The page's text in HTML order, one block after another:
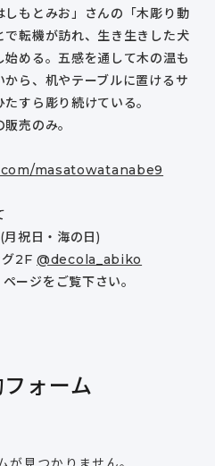
もとみお」さんの「木彫り動
転機が訪れ、生き生きした犬
める。五感を通して木の温も
ら、机やテーブルに置けるサ
すら彫り続けている。
売のみ。
masatowatanabe9
祝日・海の日)
2F @decola_abiko
ージをご覧下さい。
ォーム